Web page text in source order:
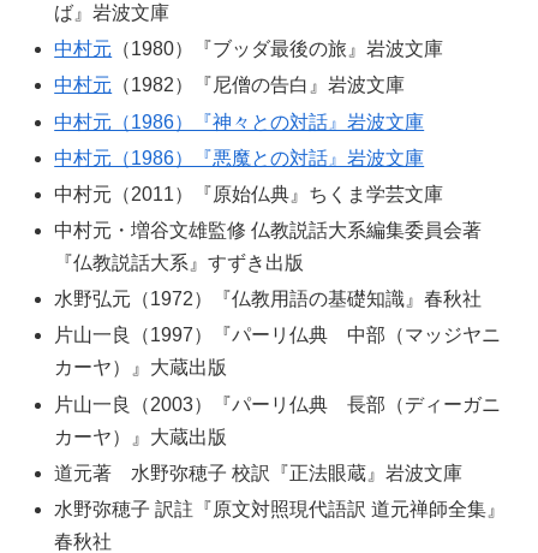
ば』岩波文庫
中村元 （1980）『ブッダ最後の旅』岩波文庫
中村元 （1982）『尼僧の告白』岩波文庫
中村元（1986）『神々との対話』岩波文庫
中村元（1986）『悪魔との対話』岩波文庫
中村元（2011）『原始仏典』ちくま学芸文庫
中村元・増谷文雄監修 仏教説話大系編集委員会著
『仏教説話大系』すずき出版
水野弘元（1972）『仏教用語の基礎知識』春秋社
片山一良（1997）『パーリ仏典 中部（マッジヤニ
カーヤ）』大蔵出版
片山一良（2003）『パーリ仏典 長部（ディーガニ
カーヤ）』大蔵出版
道元著 水野弥穂子 校訳『正法眼蔵』岩波文庫
水野弥穂子 訳註『原文対照現代語訳 道元禅師全集』
春秋社